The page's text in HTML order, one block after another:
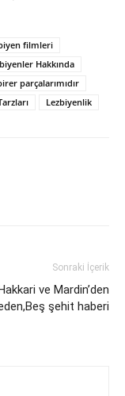
filmleri
Hakkında
parçalarımıdır
Lezbiyenlik
Sonraki İçerik
ve Mardin’den
şehit haberi